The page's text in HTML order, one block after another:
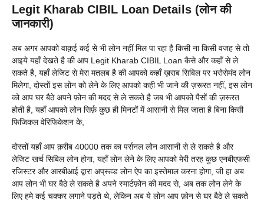
Legit Kharab CIBIL Loan Details (लोन की
जानकारी)
अब अगर आपको वाक़ई कई से भी लोन नहीं मिल पा रहा है किसी ना किसी वजह से तो
आइये यहाँ देखते है की आप Legit Kharab CIBIL Loan कैसे और कहाँ से ले
सकते है, यहाँ लेजिट से मेरा मतलब है की आपको कहाँ ख़राब सिबिल पर भरोसेमंद लोन
मिलेगा, दोस्तों इस लोन को लेने के लिए आपको कही भी जाने की ज़रूरत नहीं, इस लोन
को आप घर बैठे अपने फ़ोन की मदद से ले सकते है जब भी आपको पैसों की ज़रूरत
होती है, यहाँ आपको लोन सिर्फ़ कुछ ही मिनटों में आसानी से मिल जाता है बिना किसी
फिजिकल वेरिफिकेशन के,
दोस्तों यहाँ आप क़रीब 40000 तक का पर्सनल लोन आसानी से ले सकते है और
लेजिट खर्च सिबिल लोन होगा, यहाँ लोन लेने के लिए आपको मेरी तरह कुछ एनबीएफसी
रजिस्टर और आरबीआई द्वारा अप्रूव्ड लोन ऐप का इस्तेमाल करना होगा, जी हा अब
आप लोन भी घर बैठे ले सकते है अपने स्मार्टफ़ोन की मदद से, अब तक लोन लेने के
लिए हमे कई चक्कर लगाने पड़ते थे, लेकिन अब ये लोन आप फ़ोन से घर बैठे ले सकते